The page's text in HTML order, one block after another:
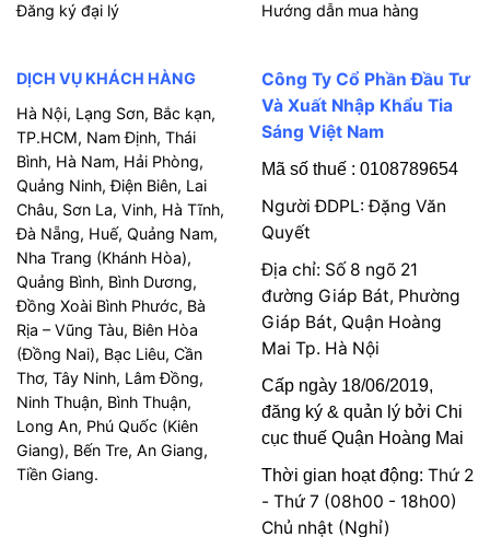
Đăng ký đại lý
Hướng dẫn mua hàng
DỊCH VỤ KHÁCH HÀNG
Hà Nội, Lạng Sơn, Bắc kạn,
TP.HCM, Nam Định, Thái
Bình, Hà Nam, Hải Phòng,
Quảng Ninh, Điện Biên, Lai
Châu, Sơn La, Vinh, Hà Tĩnh,
Đà Nẵng, Huế, Quảng Nam,
Nha Trang (Khánh Hòa),
Quảng Bình, Bình Dương,
Đồng Xoài Bình Phước, Bà
Rịa – Vũng Tàu, Biên Hòa
(Đồng Nai), Bạc Liêu, Cần
Thơ, Tây Ninh, Lâm Đồng,
Ninh Thuận, Bình Thuận,
Long An, Phú Quốc (Kiên
Giang), Bến Tre, An Giang,
Tiền Giang.
Công Ty Cổ Phần Đầu Tư
Và Xuất Nhập Khẩu Tia
Sáng Việt Nam
Mã số thuế : 0108789654
Người ĐDPL: Đặng Văn
Quyết
Địa chỉ: Số 8 ngõ 21
đường Giáp Bát, Phường
Giáp Bát, Quận Hoàng
Mai Tp. Hà Nội
Cấp ngày 18/06/2019,
đăng ký & quản lý bởi Chi
cục thuế Quận Hoàng Mai
Thời gian hoạt động: Thứ 2
- Thứ 7 (08h00 - 18h00)
Chủ nhật (Nghỉ)